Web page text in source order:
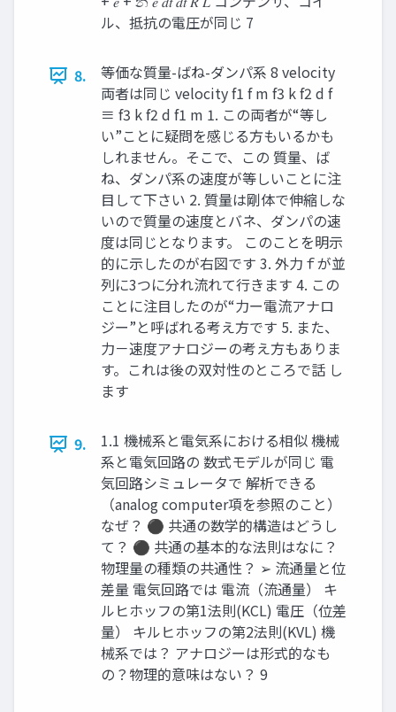
ル、抵抗の電圧が同じ 7
8.
等価な質量-ばね-ダンパ系 8 velocity
両者は同じ velocity f1 f m f3 k f2 d f
≡ f3 k f2 d f1 m 1. この両者が“等し
い”ことに疑問を感じる方もいるかも
しれません。そこで、この 質量、ば
ね、ダンパ系の速度が等しいことに注
目して下さい 2. 質量は剛体で伸縮しな
いので質量の速度とバネ、ダンパの速
度は同じとなります。 このことを明示
的に示したのが右図です 3. 外力ｆが並
列に3つに分れ流れて行きます 4. この
ことに注目したのが“力ー電流アナロ
ジー”と呼ばれる考え方です 5. また、
力－速度アナロジーの考え方もありま
す。これは後の双対性のところで話 し
ます
9.
1.1 機械系と電気系における相似 機械
系と電気回路の 数式モデルが同じ 電
気回路シミュレータで 解析できる
（analog computer項を参照のこと）
なぜ？ ⚫ 共通の数学的構造はどうし
て？ ⚫ 共通の基本的な法則はなに？
物理量の種類の共通性？ ➢ 流通量と位
差量 電気回路では 電流（流通量） キ
ルヒホッフの第1法則(KCL) 電圧（位差
量） キルヒホッフの第2法則(KVL) 機
械系では？ アナロジーは形式的なも
の？物理的意味はない？ 9